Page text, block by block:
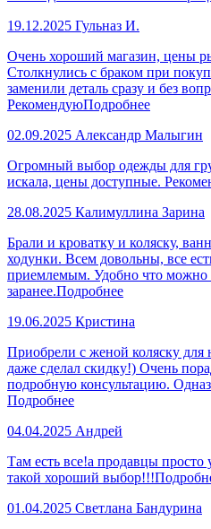
19.12.2025 Гульназ И.
Очень хороший магазин, цены
Столкнулись с браком при
заменили деталь сразу и без
РекомендуюПодробнее
02.09.2025 Александр Малыгин
Огромный выбор одежды для
искала, цены доступные.
28.08.2025 Калимуллина Зарина
Брали и кроватку и коляску,
ходунки. Всем довольны, все
приемлемым. Удобно что можно
заранее.Подробнее
19.06.2025 Кристина
Приобрели с женой коляску
даже сделал скидку!) Очень
подробную консультацию.
Подробнее
04.04.2025 Андрей
Там есть все!а продавцы просто
такой хороший выбор!!!
01.04.2025 Светлана Бандурина